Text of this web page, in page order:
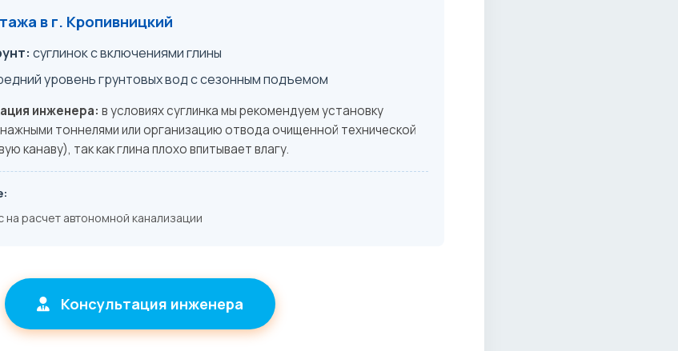
в г. Кропивницкий
суглинок с включениями глины
уровень грунтовых вод с сезонным подъемом
инженера: в условиях суглинка мы рекомендуем установку
тоннелями или организацию отвода очищенной технической
канаву), так как глина плохо впитывает влагу.
на расчет автономной канализации
Консультация инженера